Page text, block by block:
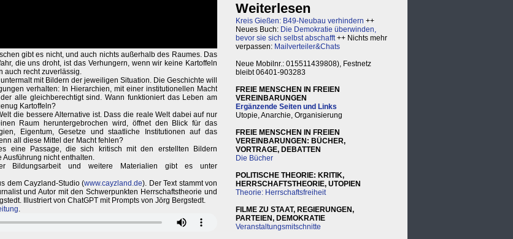
gibt es nicht, und auch nichts außerhalb des Raumes. Das
die uns droht, ist das Verhungern, wenn wir keine Kartoffeln
auch recht zuverlässig.
mit Bildern der jeweiligen Situation. Die Geschichte will
verhalten: In Hierarchien, mit einer institutionellen Macht
alle gleichberechtigt sind. Wann funktioniert das Leben am
Kartoffeln?
die bessere Alternative ist. Dass die reale Welt dabei auf nur
Raum heruntergebrochen wird, öffnet den Blick für das
Eigentum, Gesetze und staatliche Institutionen auf das
all diese Mittel der Macht fehlen?
eine Passage, die sich kritisch mit den erstellten Bildern
Ausführung nicht enthalten.
Bildungsarbeit und weitere Materialien gibt es unter
dem Cayzland-Studio (www.cayzland.de). Der Text stammt von
und Autor mit den Schwerpunkten Herrschaftstheorie und
Illustriert von ChatGPT mit Prompts von Jörg Bergstedt.
.
Weiterlesen
Kreis Gießen: B49-Neubau verhindern ++
Neues Buch: Die Demokratie überwinden,
bevor sie sich selbst abschafft++ Nichts mehr
verpassen: Mailverteiler&Chats
Neue Mobilnr.: 015511439808), Festnetz
bleibt 06401-903283
FREIE MENSCHEN IN FREIEN
VEREINBARUNGEN
Ergänzende Seiten und Links
Utopie, Anarchie, Organisierung
FREIE MENSCHEN IN FREIEN
VEREINBARUNGEN: BÜCHER,
VORTRAGE, DEBATTEN
Die Bücher
POLITISCHE THEORIE: KRITIK,
HERRSCHAFTSTHEORIE, UTOPIEN
Theorie: Herrschaftsfreiheit
FILME ZU STAAT, REGIERUNGEN,
PARTEIEN, DEMOKRATIE
Veranstaltungsmitschnitte